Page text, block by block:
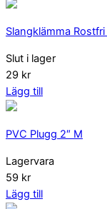
Slangklämma
Slut i lager
29 kr
Lägg till
PVC Plugg 2″ M
Lagervara
59 kr
Lägg till